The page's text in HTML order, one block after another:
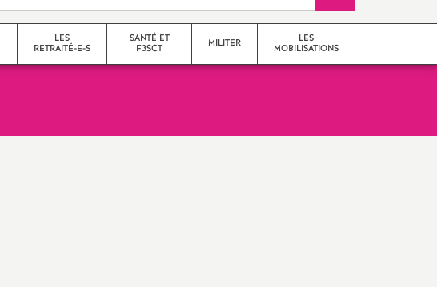
LES
RETRAITÉ-E-S
SANTÉ ET
F3SCT
MILITER
LES
MOBILISATIONS